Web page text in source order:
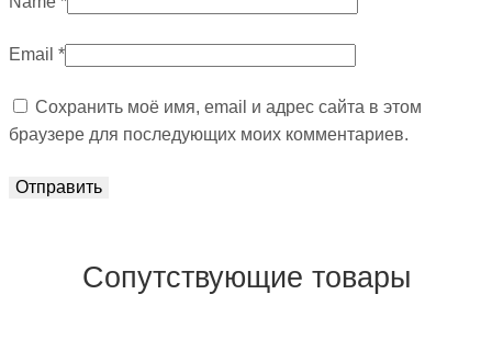
Email *
Сохранить моё имя, email и адрес сайта в этом
браузере для последующих моих комментариев.
Сопутствующие товары